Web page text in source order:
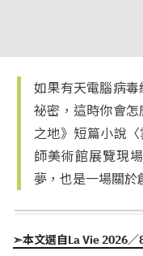
如果有天電腦病
祕密，這時你會
之地》短篇小說
師美術館展覽現
夢，也是一場關於
➣本文選自La Vie 2026／